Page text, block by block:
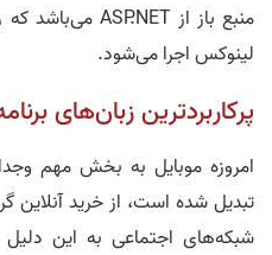
منبع باز از ASP.NET می‌باشد که روی ویندوز،
لینوکس اجرا می‌شود.
پرکاربردترین زبان‌های
امروزه موبایل به بخش مهم
تبدیل شده است، از خرید آنلاین
شبکه‌های اجتماعی به این